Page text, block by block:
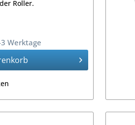
Roller.
Werktage